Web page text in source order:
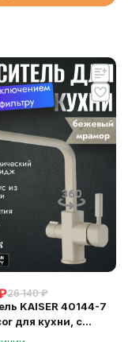
26 140 ₽
KAISER 40144-7
для кухни, с
питьевой воды,